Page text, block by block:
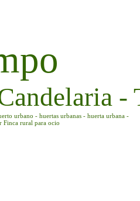
-
urbano - huertas urbanas - huerta urbana -
Finca rural para ocio